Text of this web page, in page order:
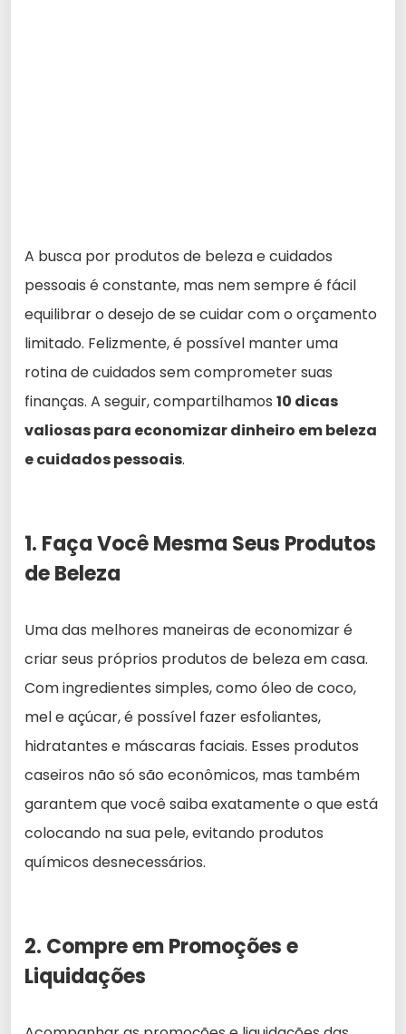
A busca por produtos de beleza e cuidados
pessoais é constante, mas nem sempre é fácil
equilibrar o desejo de se cuidar com o orçamento
limitado. Felizmente, é possível manter uma
rotina de cuidados sem comprometer suas
finanças. A seguir, compartilhamos 10 dicas
valiosas para economizar dinheiro em beleza
e cuidados pessoais.
1. Faça Você Mesma Seus Produtos
de Beleza
Uma das melhores maneiras de economizar é
criar seus próprios produtos de beleza em casa.
Com ingredientes simples, como óleo de coco,
mel e açúcar, é possível fazer esfoliantes,
hidratantes e máscaras faciais. Esses produtos
caseiros não só são econômicos, mas também
garantem que você saiba exatamente o que está
colocando na sua pele, evitando produtos
químicos desnecessários.
2. Compre em Promoções e
Liquidações